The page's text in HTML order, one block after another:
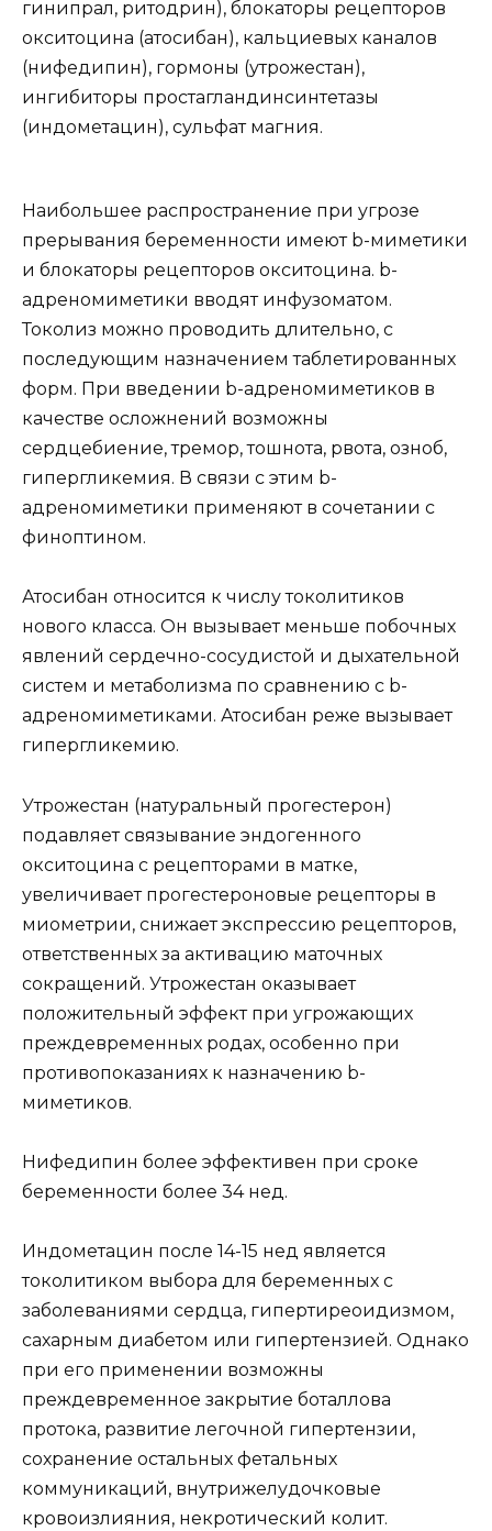
гинипрал, ритодрин), блокаторы рецепторов
окситоцина (атосибан), кальциевых каналов
(нифедипин), гормоны (утрожестан),
ингибиторы простагландинсинтетазы
(индометацин), сульфат магния.
Наибольшее распространение при угрозе
прерывания беременности имеют b-миметики
и блокаторы рецепторов окситоцина. b-
адреномиметики вводят инфузоматом.
Токолиз можно проводить длительно, с
последующим назначением таблетированных
форм. При введении b-адреномиметиков в
качестве осложнений возможны
сердцебиение, тремор, тошнота, рвота, озноб,
гипергликемия. В связи с этим b-
адреномиметики применяют в сочетании с
финоптином.
Атосибан относится к числу токолитиков
нового класса. Он вызывает меньше побочных
явлений сердечно-сосудистой и дыхательной
систем и метаболизма по сравнению с b-
адреномиметиками. Атосибан реже вызывает
гипергликемию.
Утрожестан (натуральный прогестерон)
подавляет связывание эндогенного
окситоцина с рецепторами в матке,
увеличивает прогестероновые рецепторы в
миометрии, снижает экспрессию рецепторов,
ответственных за активацию маточных
сокращений. Утрожестан оказывает
положительный эффект при угрожающих
преждевременных родах, особенно при
противопоказаниях к назначению b-
миметиков.
Нифедипин более эффективен при сроке
беременности более 34 нед.
Индометацин после 14-15 нед является
токолитиком выбора для беременных с
заболеваниями сердца, гипертиреоидизмом,
сахарным диабетом или гипертензией. Однако
при его применении возможны
преждевременное закрытие боталлова
протока, развитие легочной гипертензии,
сохранение остальных фетальных
коммуникаций, внутрижелудочковые
кровоизлияния, некротический колит.